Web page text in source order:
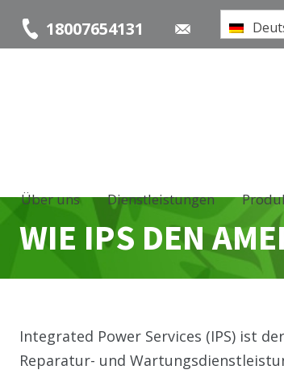
18007654131
Über uns Dienstleistungen
WIE IPS DEN
Integrated Power Services (IPS) ist
Reparatur- und